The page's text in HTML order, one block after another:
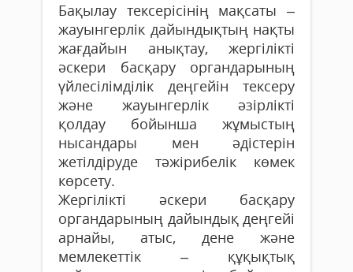
Бақылау тексерісінің мақсаты –
жауынгерлік дайындықтың нақты
жағдайын анықтау, жергілікті
әскери басқару органдарының
үйлесілімділік деңгейін тексеру
және жауынгерлік әзірлікті
қолдау бойынша жұмыстың
нысандары мен әдістерін
жетілдіруде тәжірибелік көмек
көрсету.
Жергілікті әскери басқару
органдарының дайындық деңгейі
арнайы, атыс, дене және
мемлекеттік – құқықтық